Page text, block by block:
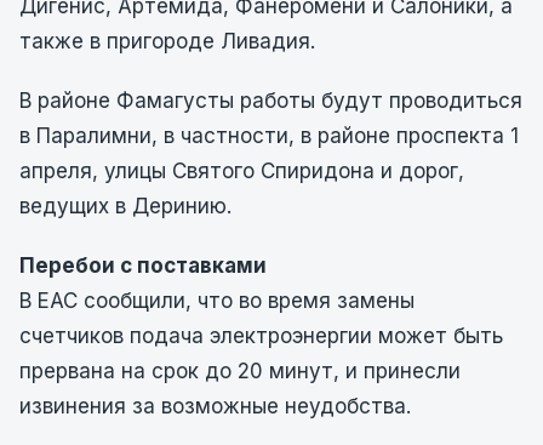
Дигенис, Артемида, Фанеромени и Салоники, а
также в пригороде Ливадия.
В районе Фамагусты работы будут проводиться
в Паралимни, в частности, в районе проспекта 1
апреля, улицы Святого Спиридона и дорог,
ведущих в Деринию.
Перебои с поставками
В EAC сообщили, что во время замены
счетчиков подача электроэнергии может быть
прервана на срок до 20 минут, и принесли
извинения за возможные неудобства.